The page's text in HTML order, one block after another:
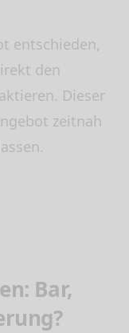
entschieden,
den
Dieser
zeitnah
Bar,